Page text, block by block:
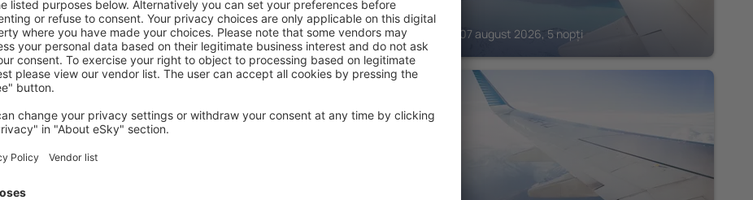
290 €
Bordeaux, 11 august 2026, 2 nopți
518 €
Bordeaux, 07 august 2026, 5 nopți